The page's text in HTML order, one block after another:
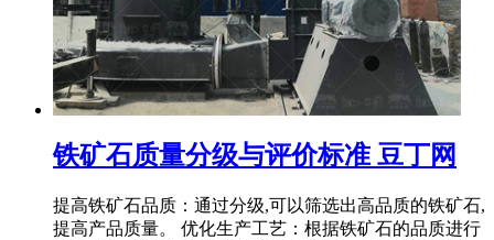
铁矿石质量分级与评价标准 豆丁网
提高铁矿石品质：通过分级,可以筛选出高品质的铁矿石,
提高产品质量。 优化生产工艺：根据铁矿石的品质进行